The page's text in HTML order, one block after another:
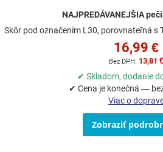
NAJPREDÁVANEJŠIA
Skôr pod označením L30, porovnateľná s
16,99 €
13,81 €
✔ Skladom, dodanie
✔ Cena je konečná —
Viac o
Zobraziť